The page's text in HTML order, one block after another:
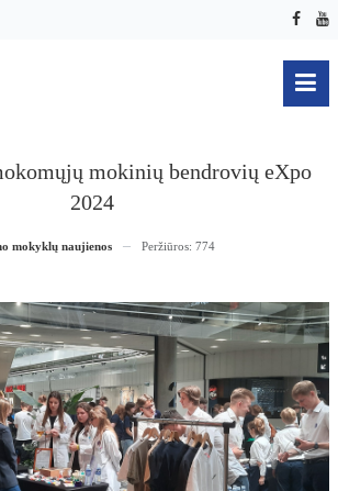
mokinių bendrovių eXpo
2024
mokyklų naujienos Peržiūros: 774